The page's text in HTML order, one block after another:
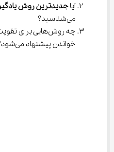
آیا جدیدترین روش
می‌شناسید؟
خواندن پیشنهاد می‌شود؟